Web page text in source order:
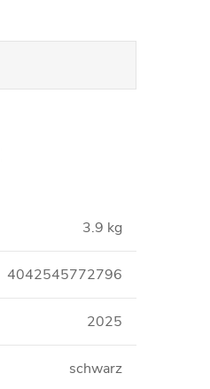
3.9 kg
4042545772796
2025
schwarz